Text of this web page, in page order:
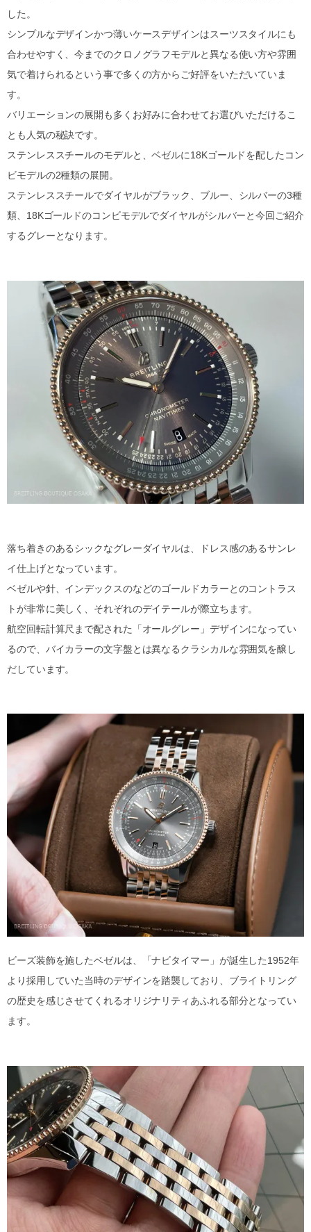
した。
シンプルなデザインかつ薄いケースデザインはスーツスタイルにも
合わせやすく、今までのクロノグラフモデルと異なる使い方や雰囲
気で着けられるという事で多くの方からご好評をいただいていま
す。
バリエーションの展開も多くお好みに合わせてお選びいただけるこ
とも人気の秘訣です。
ステンレススチールのモデルと、ベゼルに18Kゴールドを配したコン
ビモデルの2種類の展開。
ステンレススチールでダイヤルがブラック、ブルー、シルバーの3種
類、18Kゴールドのコンビモデルでダイヤルがシルバーと今回ご紹介
するグレーとなります。
落ち着きのあるシックなグレーダイヤルは、ドレス感のあるサンレ
イ仕上げとなっています。
ベゼルや針、インデックスのなどのゴールドカラーとのコントラス
トが非常に美しく、それぞれのデイテールが際立ちます。
航空回転計算尺まで配された「オールグレー」デザインになってい
るので、バイカラーの文字盤とは異なるクラシカルな雰囲気を醸し
だしています。
ビーズ装飾を施したベゼルは、「ナビタイマー」が誕生した1952年
より採用していた当時のデザインを踏襲しており、ブライトリング
の歴史を感じさせてくれるオリジナリティあふれる部分となってい
ます。